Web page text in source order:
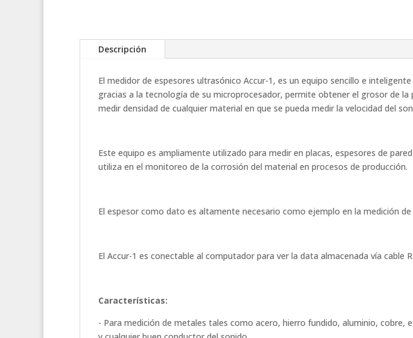
Descripción
El medidor de espesores ultrasónico Accur-1, es un equipo sencillo e
gracias a la tecnología de su microprocesador, permite obtener el grosor de
medir densidad de cualquier material en que se pueda medir la velocidad del
Este equipo es ampliamente utilizado para medir en placas, espesores de
utiliza en el monitoreo de la corrosión del material en procesos de producción.
El espesor como dato es altamente necesario como ejemplo en la medición
El Accur-1 es conectable al computador para ver la data almacenada vía cable
Características:
- Para medición de metales tales como acero, hierro fundido, aluminio,